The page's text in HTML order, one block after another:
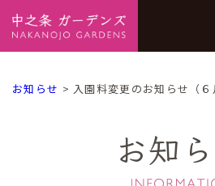
お知らせ > 入園料変更のお知らせ（６
お知